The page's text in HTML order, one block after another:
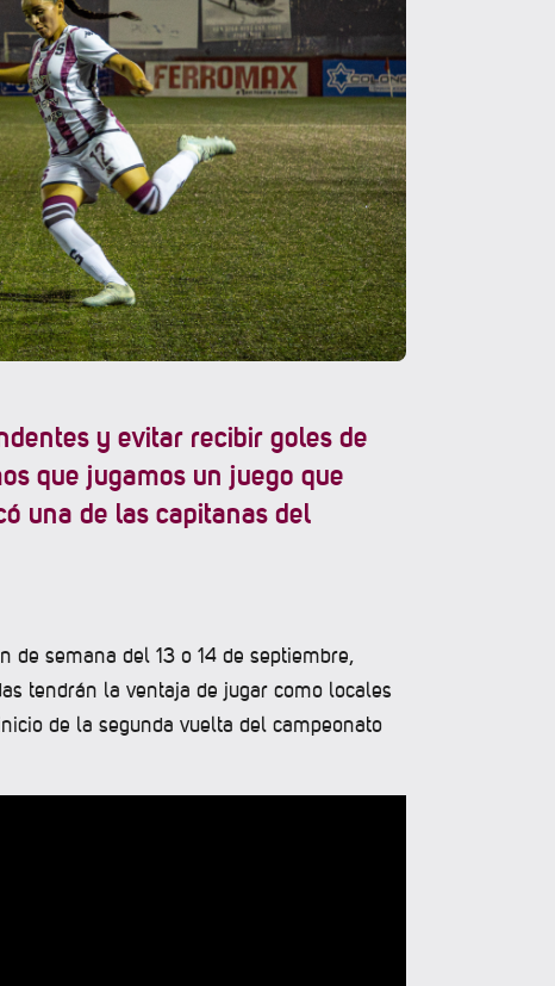
y evitar recibir goles de
que jugamos un juego que
una de las capitanas del
de semana del 13 o 14 de septiembre,
tendrán la ventaja de jugar como locales
de la segunda vuelta del campeonato